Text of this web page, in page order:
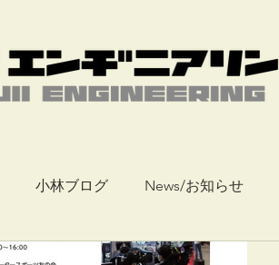
小林ブログ News/お知らせ